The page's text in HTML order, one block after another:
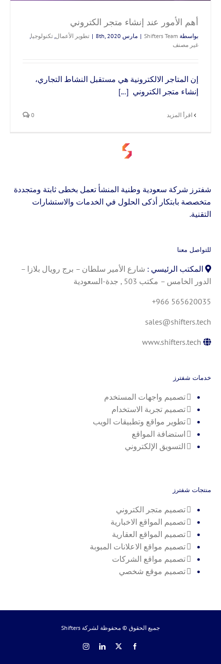
أهم الأمور عند إنشاء متجر الكتروني
بواسطة Shifters Team
| مارس 8th, 2020 | تطوير الأعمال تكنولوجيا
غير مصنف
إن المتاجر الالكترونية هي مستقبل النشاط التجاري،
إنشاء متجر الكتروني [...]
0
شفترز شركة سعودية وطنية المنشأ تعمل بخطى ثابتة ومتجددة
متخصصة بابتكار أذكى الحلول في الخدمات والاستشارات
التقنية.
للتواصل معنا
المكتب الرئيسي : شارع الأمير سلطان – برج رويال بلازا –
الدور الخامس – مكتب 503 , جدة-السعودية
+966 565620035
sales@shifters.tech
www.shifters.tech
خدمات شفترز
تصميم واجهات المستخدم
تصميم تجربة الاستخدام
تطوير مواقع وتطبيقات الويب
استضافة المواقع
التسويق الإلكتروني
منتجات شفترز
تصميم متجر الكتروني
تصميم المواقع الاخبارية
تصميم المواقع العقارية
تصميم مواقع الاعلانات المبوبة
تصميم مواقع الشركات
تصميم موقع شخصي
جميع الحقوق © محفوظة لشركة Shifters
Facebook
X
LinkedIn
Instagram